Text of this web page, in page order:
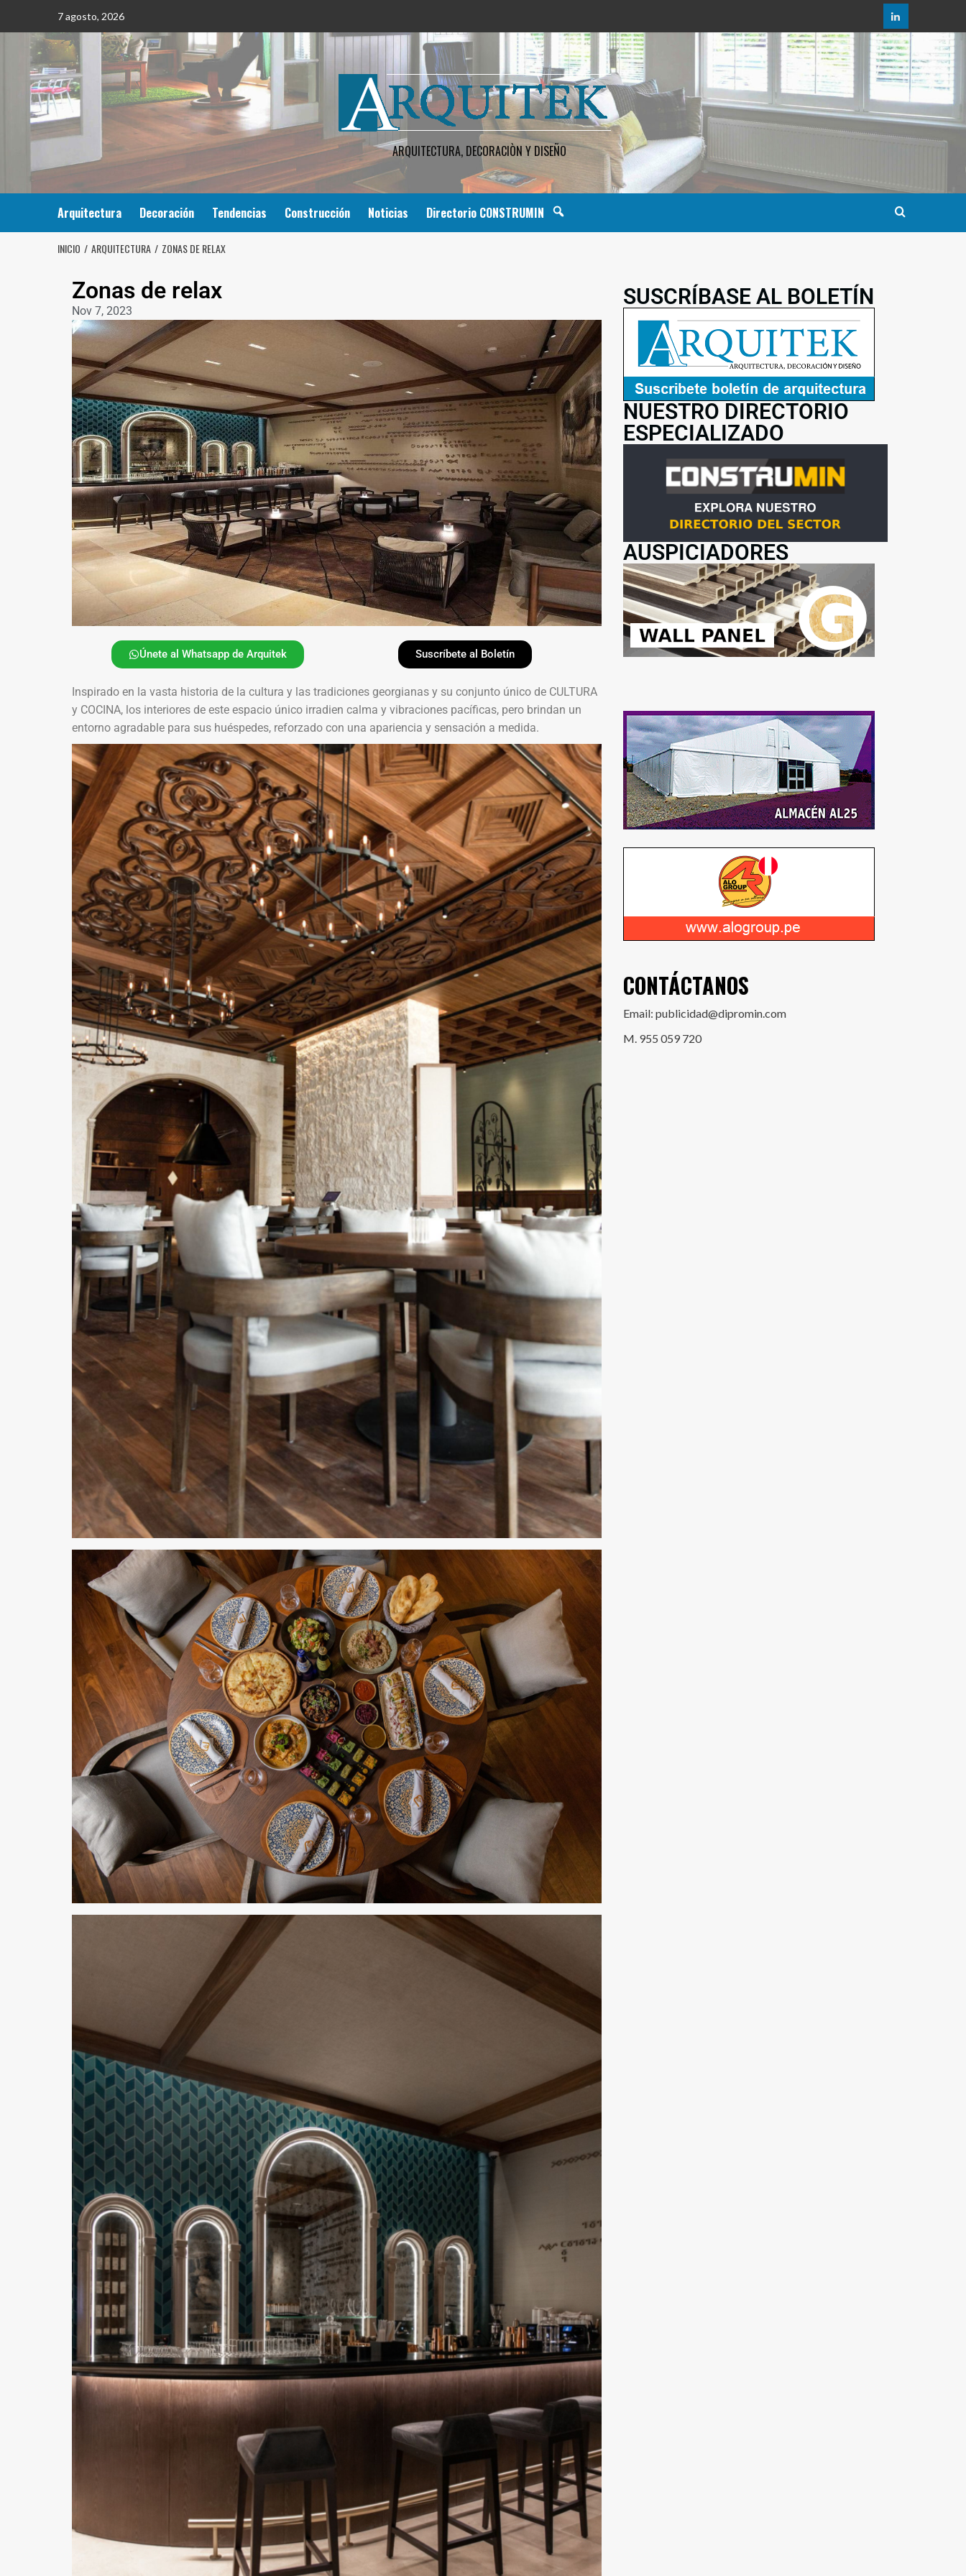
7 agosto, 2026
ARQUITECTURA, DECORACIÒN Y DISEÑO
Arquitectura Decoración Tendencias Construcción Noticias Directorio CONSTRUMIN
INICIO ARQUITECTURA ZONAS DE RELAX
Zonas de relax
Nov 7, 2023
Únete al Whatsapp de Arquitek Suscríbete al Boletín
Inspirado en la vasta historia de la cultura y las tradiciones georgianas y su conjunto único de CULTURA
y COCINA, los interiores de este espacio único irradien calma y vibraciones pacíficas, pero brindan un
entorno agradable para sus huéspedes, reforzado con una apariencia y sensación a medida.
SUSCRÍBASE AL BOLETÍN
NUESTRO DIRECTORIO
ESPECIALIZADO
AUSPICIADORES
CONTÁCTANOS
Email: publicidad@dipromin.com
M. 955 059 720